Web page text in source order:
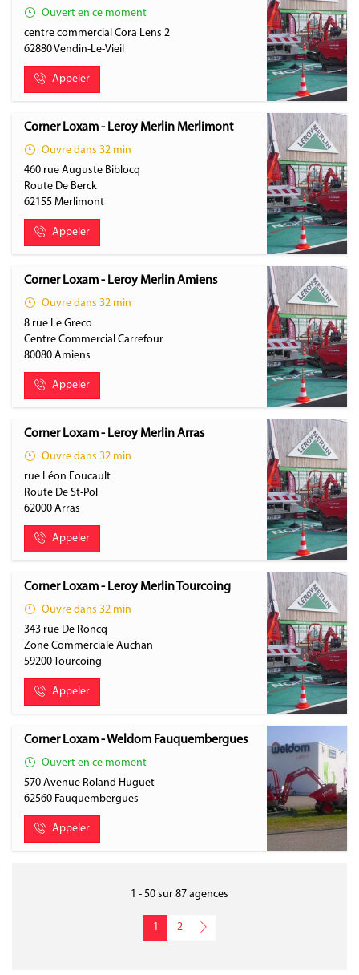
Ouvert en ce moment
centre commercial Cora Lens 2
62880Vendin-Le-Vieil
Appeler
Corner Loxam - Leroy Merlin Merlimont
Ouvre dans 32 min
460 rue Auguste Biblocq
Route De Berck
62155 Merlimont
Appeler
Corner Loxam - Leroy Merlin Amiens
Ouvre dans 32 min
8 rue Le Greco
Centre Commercial Carrefour
80080 Amiens
Appeler
Corner Loxam - Leroy Merlin Arras
Ouvre dans 32 min
rue Léon Foucault
Route De St-Pol
62000 Arras
Appeler
Corner Loxam - Leroy Merlin Tourcoing
Ouvre dans 32 min
343 rue De Roncq
Zone Commerciale Auchan
59200 Tourcoing
Appeler
Corner Loxam - Weldom Fauquembergues
Ouvert en ce moment
570 Avenue Roland Huguet
62560 Fauquembergues
Appeler
1 - 50 sur 87 agences
1 2